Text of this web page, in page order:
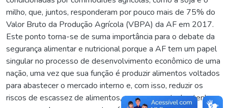
milho, que, juntos, responderam por pouco mais de 75% do
Valor Bruto da Produção Agrícola (VBPA) da AF em 2017.
Este ponto torna-se de suma importância para o debate da
segurança alimentar e nutricional porque a AF tem um papel
singular no processo de desenvolvimento econômico de uma
nação, uma vez que sua função é produzir alimentos voltados
para abastecer o mercado interno e, com isso, reduzir os
riscos de escassez de alimentos, uma vez que todos tenham